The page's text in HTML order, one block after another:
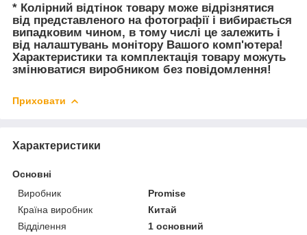
* Колірний відтінок товару може відрізнятися
від представленого на фотографії і вибирається
випадковим чином, в тому числі це залежить і
від налаштувань монітору Вашого комп'ютера!
Характеристики та комплектація товару можуть
змінюватися виробником без повідомлення!
Приховати
Характеристики
Основні
Виробник
Promise
Країна виробник
Китай
Відділення
1 основний